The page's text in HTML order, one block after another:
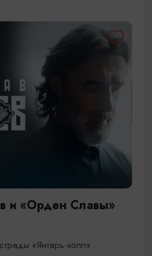
и «Орден Славы»
«Янтарь-холл»